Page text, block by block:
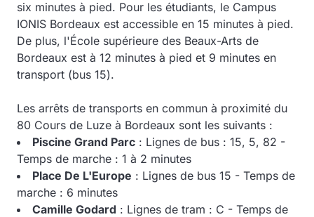
six minutes à pied. Pour les étudiants, le Campus
IONIS Bordeaux est accessible en 15 minutes à pied.
De plus, l'École supérieure des Beaux-Arts de
Bordeaux est à 12 minutes à pied et 9 minutes en
transport (bus 15).
Les arrêts de transports en commun à proximité du
80 Cours de Luze à Bordeaux sont les suivants :
Piscine Grand Parc : Lignes de bus : 15, 5, 82 -
Temps de marche : 1 à 2 minutes
Place De L'Europe : Lignes de bus 15 - Temps de
marche : 6 minutes
Camille Godard : Lignes de tram : C - Temps de